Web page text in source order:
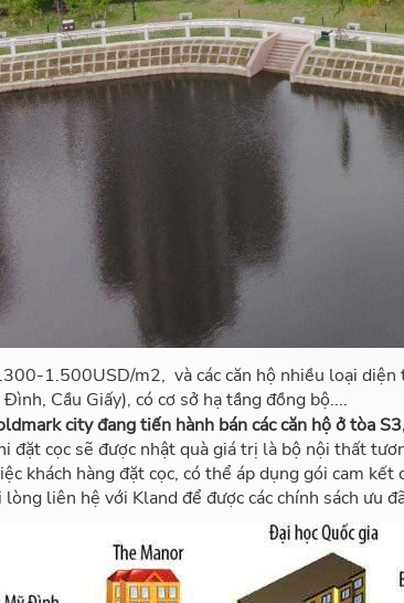
1.500USD/m2, và các căn hộ nhiều loại
Cầu Giấy), có cơ sở hạ tầng đồng bộ....
city đang tiến hành bán các căn hộ ở tòa
đặt cọc sẽ được nhật quà giá trị là bộ nội thất
khách hàng đặt cọc, có thể áp dụng gói cam
lòng liên hệ với Kland để được các chính sách ưu